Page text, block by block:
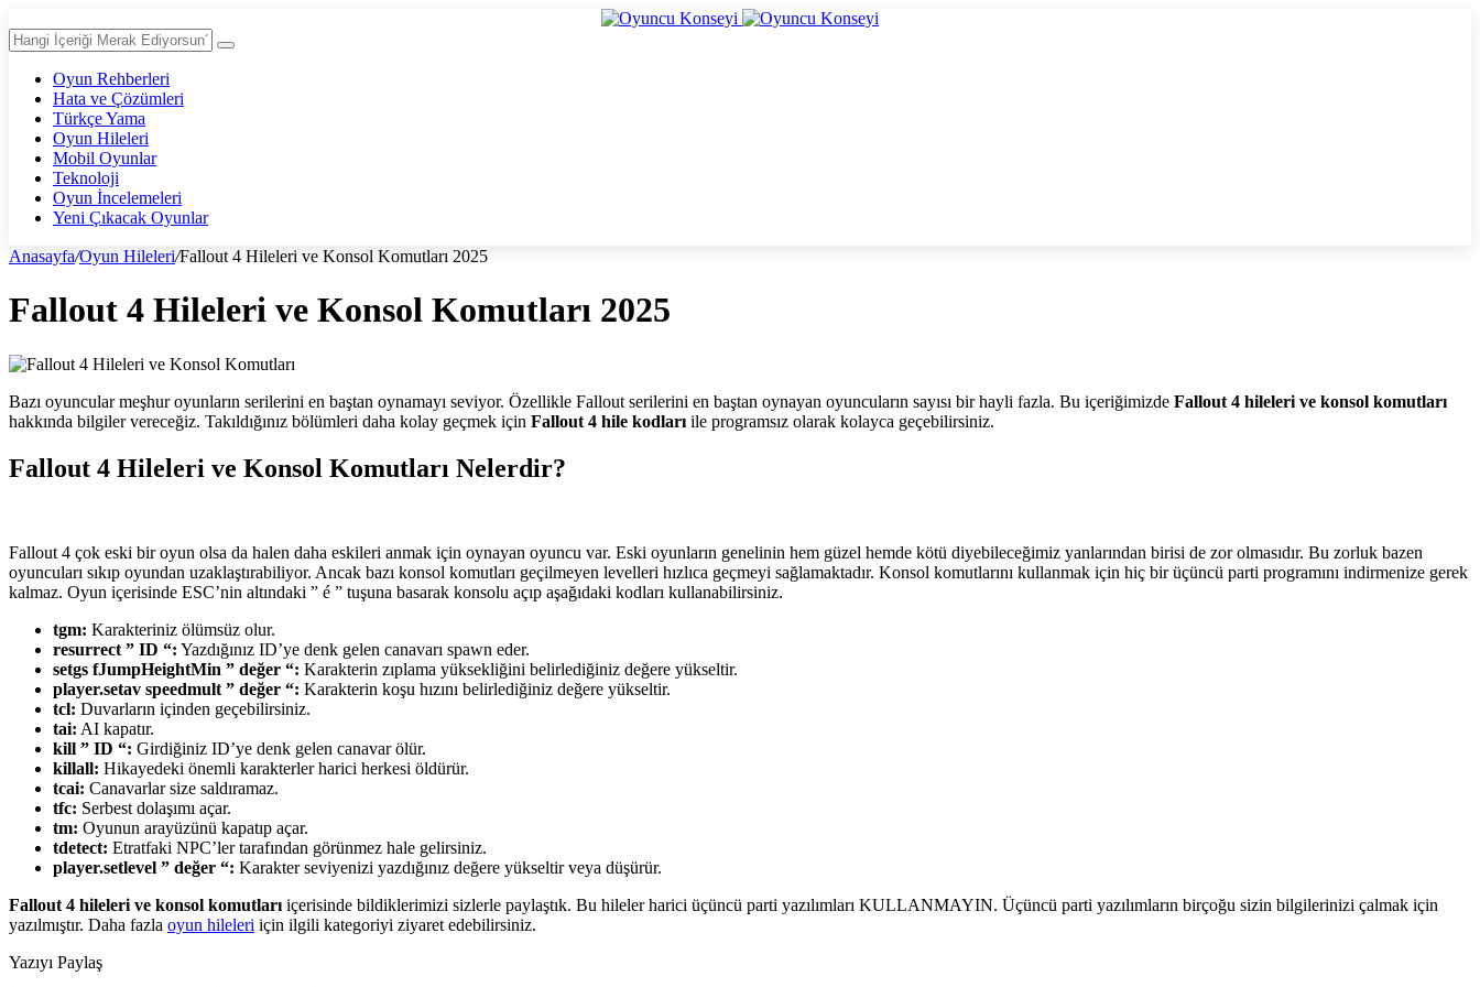
Oyun Rehberleri
Hata ve Çözümleri
Türkçe Yama
Oyun Hileleri
Mobil Oyunlar
Teknoloji
Oyun İncelemeleri
Yeni Çıkacak Oyunlar
Anasayfa/Oyun Hileleri/Fallout 4 Hileleri ve Konsol Komutları 2025
Fallout 4 Hileleri ve Konsol Komutları 2025
Bazı oyuncular meşhur oyunların serilerini en baştan oynamayı seviyor. Özellikle Fallout serilerini en baştan oynayan oyuncuların sayısı bir hayli fazla. Bu içeriğimizde Fallout 4 hileleri ve konsol komutları
hakkında bilgiler vereceğiz. Takıldığınız bölümleri daha kolay geçmek için Fallout 4 hile kodları ile programsız olarak kolayca geçebilirsiniz.
Fallout 4 Hileleri ve Konsol Komutları Nelerdir?
Fallout 4 çok eski bir oyun olsa da halen daha eskileri anmak için oynayan oyuncu var. Eski oyunların genelinin hem güzel hemde kötü diyebileceğimiz yanlarından birisi de zor olmasıdır. Bu zorluk bazen
oyuncuları sıkıp oyundan uzaklaştırabiliyor. Ancak bazı konsol komutları geçilmeyen levelleri hızlıca geçmeyi sağlamaktadır. Konsol komutlarını kullanmak için hiç bir üçüncü parti programını indirmenize gerek
kalmaz. Oyun içerisinde ESC’nin altındaki ” é ” tuşuna basarak konsolu açıp aşağıdaki kodları kullanabilirsiniz.
tgm: Karakteriniz ölümsüz olur.
resurrect ” ID “: Yazdığınız ID’ye denk gelen canavarı spawn eder.
setgs fJumpHeightMin ” değer “: Karakterin zıplama yüksekliğini belirlediğiniz değere yükseltir.
player.setav speedmult ” değer “: Karakterin koşu hızını belirlediğiniz değere yükseltir.
tcl: Duvarların içinden geçebilirsiniz.
tai: AI kapatır.
kill ” ID “: Girdiğiniz ID’ye denk gelen canavar ölür.
killall: Hikayedeki önemli karakterler harici herkesi öldürür.
tcai: Canavarlar size saldıramaz.
tfc: Serbest dolaşımı açar.
tm: Oyunun arayüzünü kapatıp açar.
tdetect: Etratfaki NPC’ler tarafından görünmez hale gelirsiniz.
player.setlevel ” değer “: Karakter seviyenizi yazdığınız değere yükseltir veya düşürür.
Fallout 4 hileleri ve konsol komutları içerisinde bildiklerimizi sizlerle paylaştık. Bu hileler harici üçüncü parti yazılımları KULLANMAYIN. Üçüncü parti yazılımların birçoğu sizin bilgilerinizi çalmak için
yazılmıştır. Daha fazla oyun hileleri için ilgili kategoriyi ziyaret edebilirsiniz.
Yazıyı Paylaş